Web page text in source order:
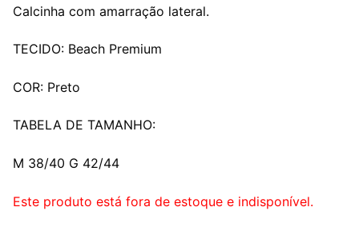
Calcinha com amarração lateral.
TECIDO: Beach Premium
COR: Preto
TABELA DE TAMANHO:
M 38/40 G 42/44
Este produto está fora de estoque e indisponível.